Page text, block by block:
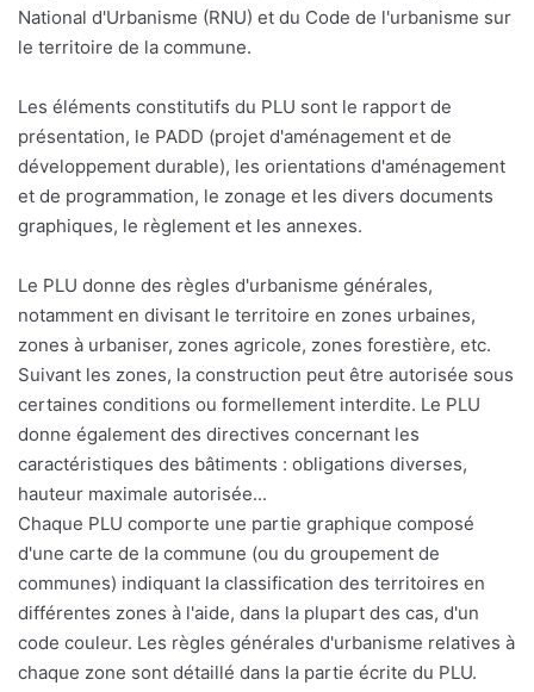
National d'Urbanisme (RNU) et du Code de l'urbanisme sur
le territoire de la commune.
Les éléments constitutifs du PLU sont le rapport de
présentation, le PADD (projet d'aménagement et de
développement durable), les orientations d'aménagement
et de programmation, le zonage et les divers documents
graphiques, le règlement et les annexes.
Le PLU donne des règles d'urbanisme générales,
notamment en divisant le territoire en zones urbaines,
zones à urbaniser, zones agricole, zones forestière, etc.
Suivant les zones, la construction peut être autorisée sous
certaines conditions ou formellement interdite. Le PLU
donne également des directives concernant les
caractéristiques des bâtiments : obligations diverses,
hauteur maximale autorisée...
Chaque PLU comporte une partie graphique composé
d'une carte de la commune (ou du groupement de
communes) indiquant la classification des territoires en
différentes zones à l'aide, dans la plupart des cas, d'un
code couleur. Les règles générales d'urbanisme relatives à
chaque zone sont détaillé dans la partie écrite du PLU.